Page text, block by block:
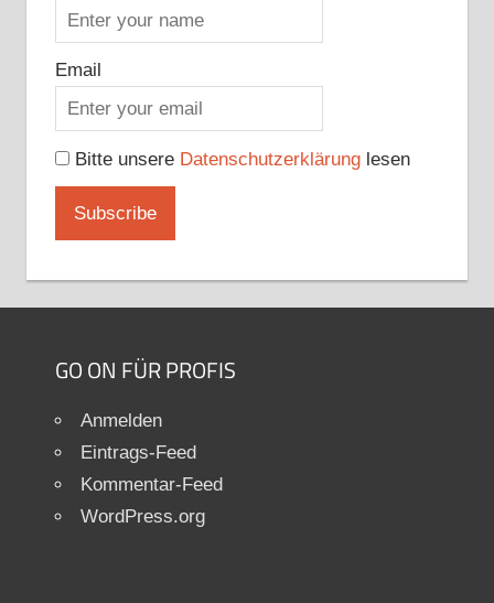
Email
Bitte unsere Datenschutzerklärunglesen
GO ON FÜR PROFIS
Anmelden
Eintrags-Feed
Kommentar-Feed
WordPress.org